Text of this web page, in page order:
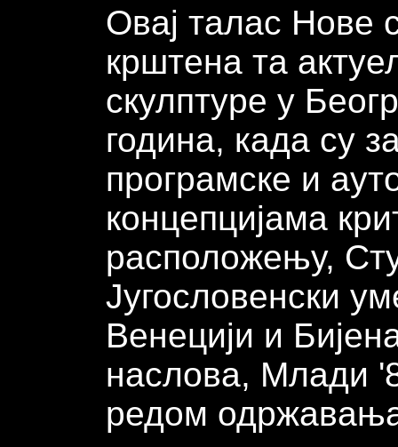
Овај талас Нове
крштена та
скулптуре у
година, када су
програмске и
концепцијама
расположењу,
Југословенски
Венецији и
наслова, Млади
редом